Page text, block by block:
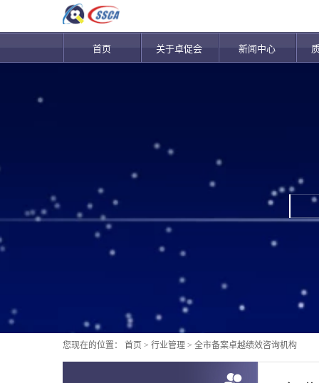
首页 关于卓促会 新闻中心
您现在的位置： 首页 > 行业管理 > 全市备案卓越绩效咨询机构